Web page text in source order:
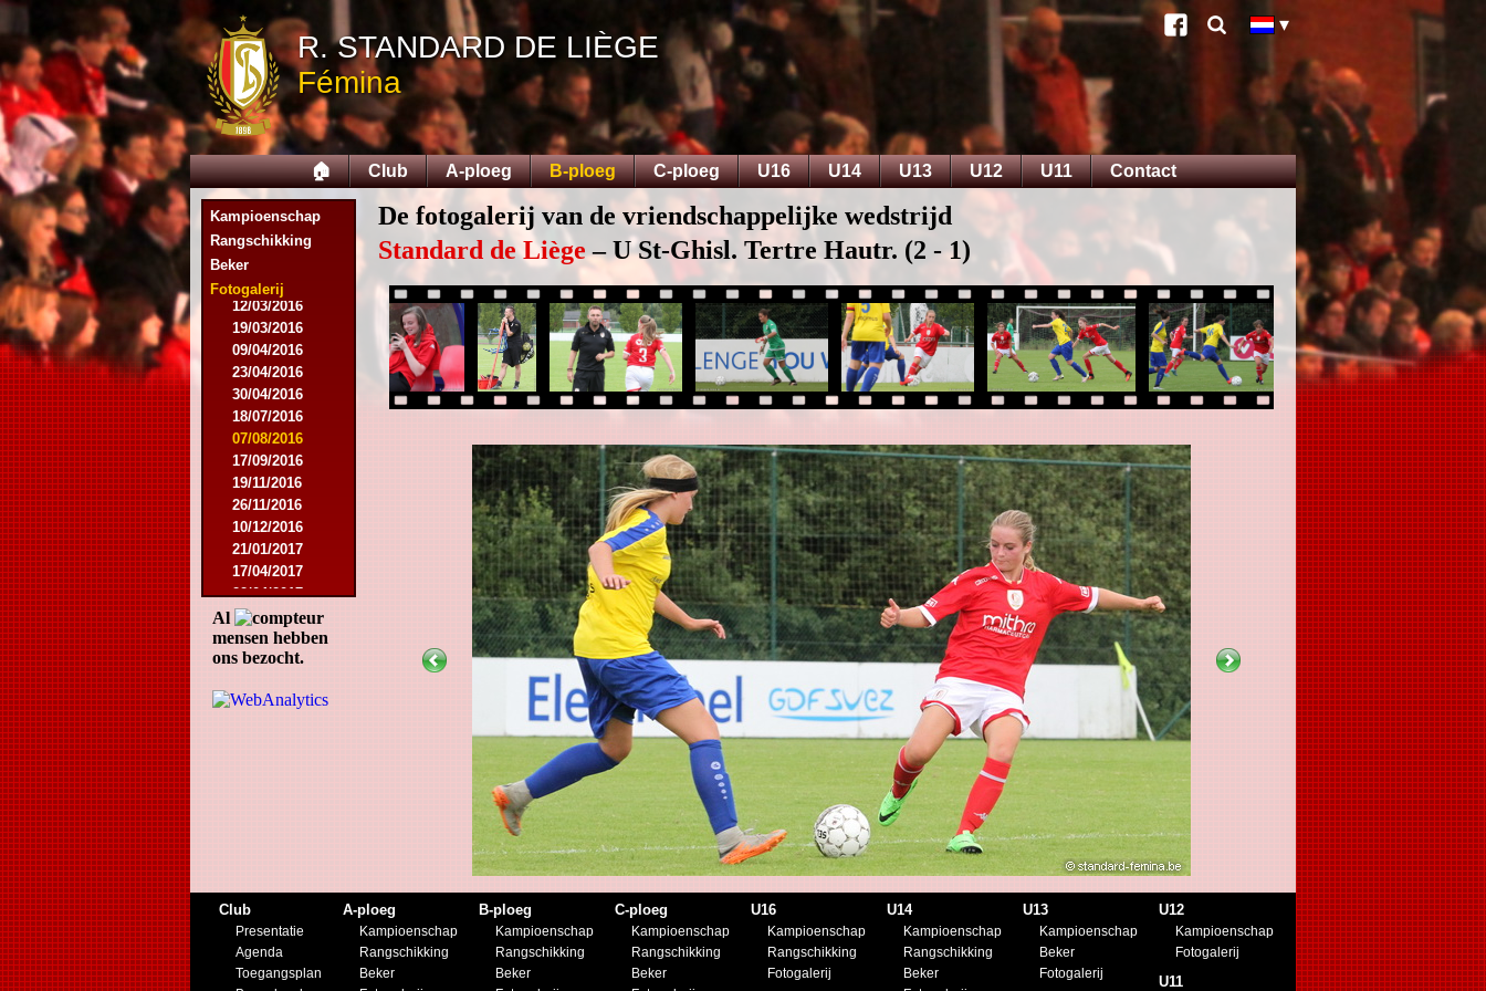
R. STANDARD DE LIÈGE
Fémina
🏠 Club A-ploeg B-ploeg C-ploeg U16 U14 U13 U12 U11 Contact
Kampioenschap
Rangschikking
Beker
Fotogalerij
14/02/2015
21/02/2015
18/04/2015
22/04/2015
09/05/2015
20/07/2015
01/08/2015
11/08/2015
29/08/2015
05/09/2015
11/11/2015
28/11/2015
27/02/2016
12/03/2016
19/03/2016
09/04/2016
23/04/2016
30/04/2016
18/07/2016
07/08/2016
17/09/2016
19/11/2016
26/11/2016
10/12/2016
21/01/2017
17/04/2017
22/04/2017
16/08/2017
12/05/2018
25/05/2018
04/05/2019
Al
mensen hebben
ons bezocht.
De fotogalerij van de vriendschappelijke wedstrijd
Standard de Liège– U St-Ghisl. Tertre Hautr. (2 - 1)
Club
Presentatie
Agenda
Toegangsplan
A-ploeg
Kampioenschap
Rangschikking
Beker
B-ploeg
Kampioenschap
Rangschikking
Beker
C-ploeg
Kampioenschap
Rangschikking
Beker
U16
Kampioenschap
Rangschikking
Fotogalerij
U14
Kampioenschap
Rangschikking
Beker
U13
Kampioenschap
Beker
Fotogalerij
U12
Kampioenschap
Fotogalerij
U11